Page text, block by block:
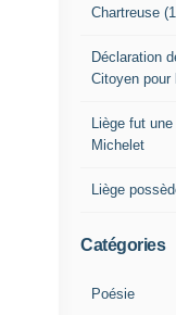
Chartreuse
Déclaration
Citoyen pour
Liège fut
Michelet
Liège
Catégories
Poésie